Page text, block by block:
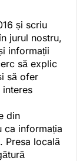
și scriu
jurul nostru,
informații
să explic
să ofer
din
ca informația
Presa locală